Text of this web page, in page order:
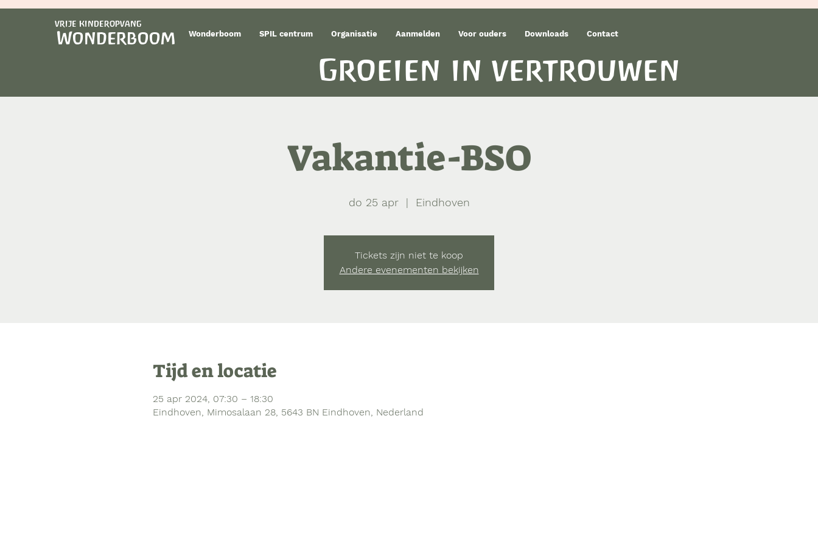
vrije kinderopvang
Wonderboom Wonderboom SPIL centrum Organisatie Aanmelden Voor ouders Downloads Contact
Groeien in vertrouwen
Vakantie-BSO
do 25 apr
  |
Eindhoven
Tickets zijn niet te koop
Andere evenementen bekijken
Tijd en locatie
25 apr 2024, 07:30 – 18:30
Eindhoven, Mimosalaan 28, 5643 BN Eindhoven, Nederland